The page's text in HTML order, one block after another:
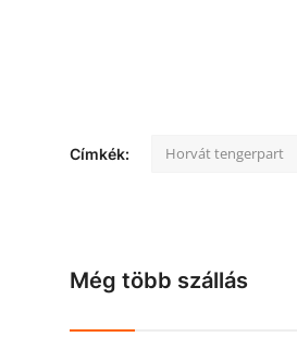
Címkék: Horvát tengerpart
Még több szállás